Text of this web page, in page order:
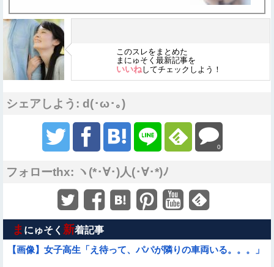
このスレをまとめた
まにゅそく最新記事を
いいねしてチェックしよう！
シェアしよう: d(･ω･｡)
0
フォローthx: ヽ(*･∀･)人(･∀･*)ﾉ
ま にゅそく 新着記事
【画像】女子高生「え待って、パパが隣りの車両いる。。。」